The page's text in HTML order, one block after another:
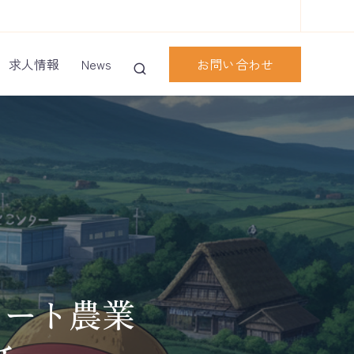
求人情報 News お問い合わせ
ト農業